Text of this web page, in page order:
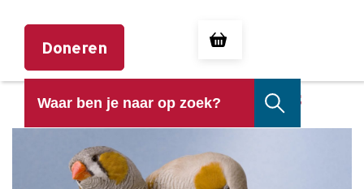
Doneren
DE VERZORGING VAN VOGELS